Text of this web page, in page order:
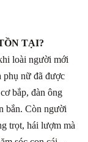
TẠI?
loài người mới
phụ nữ đã được
bắp, đàn ông
bắn. Còn người
trọt, hái lượm mà